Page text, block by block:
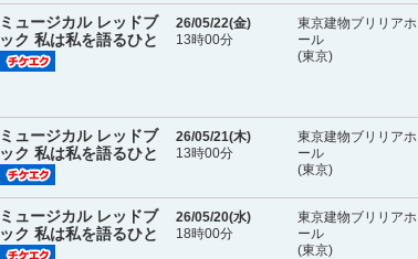
ミュージカル レッドブ
ック 私は私を語るひと
26/05/22(金)
13時00分
東京建物ブリリアホ
ール
(東京)
ミュージカル レッドブ
ック 私は私を語るひと
26/05/21(木)
13時00分
東京建物ブリリアホ
ール
(東京)
ミュージカル レッドブ
ック 私は私を語るひと
26/05/20(水)
18時00分
東京建物ブリリアホ
ール
(東京)